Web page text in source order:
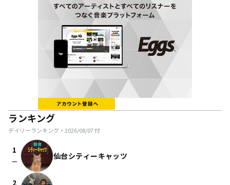
ランキング
デイリーランキング・ 2026/08/07付
1
check_indeterminate_small 仙台シティーキャッツ
2